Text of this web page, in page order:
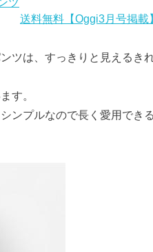
送料無料【Oggi3月号掲載
ツは、すっきりと見えるき
す。
ンプルなので長く愛用でき